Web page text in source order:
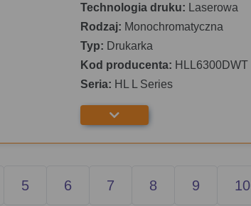
Technologia druku: Laserowa
Rodzaj: Monochromatyczna
Typ: Drukarka
Kod producenta: HLL6300DWT
Seria: HL L Series
5 6 7 8 9 10